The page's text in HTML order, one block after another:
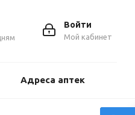
Войти
Мой кабинет
Адреса аптек